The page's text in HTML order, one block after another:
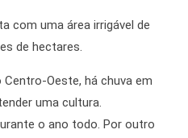
com uma área irrigável de
de hectares.
Oeste, há chuva em
uma cultura.
o ano todo. Por outro